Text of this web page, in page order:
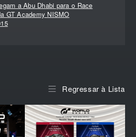
a Abu Dhabi para o Race
GT Academy NISMO
Regressar à Lista